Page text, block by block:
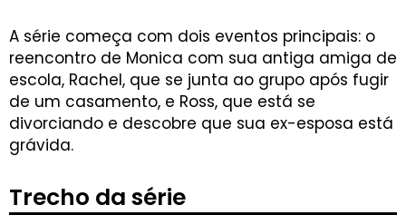
A série começa com dois eventos principais: o
reencontro de Monica com sua antiga amiga de
escola, Rachel, que se junta ao grupo após fugir
de um casamento, e Ross, que está se
divorciando e descobre que sua ex-esposa está
grávida.
Trecho da série